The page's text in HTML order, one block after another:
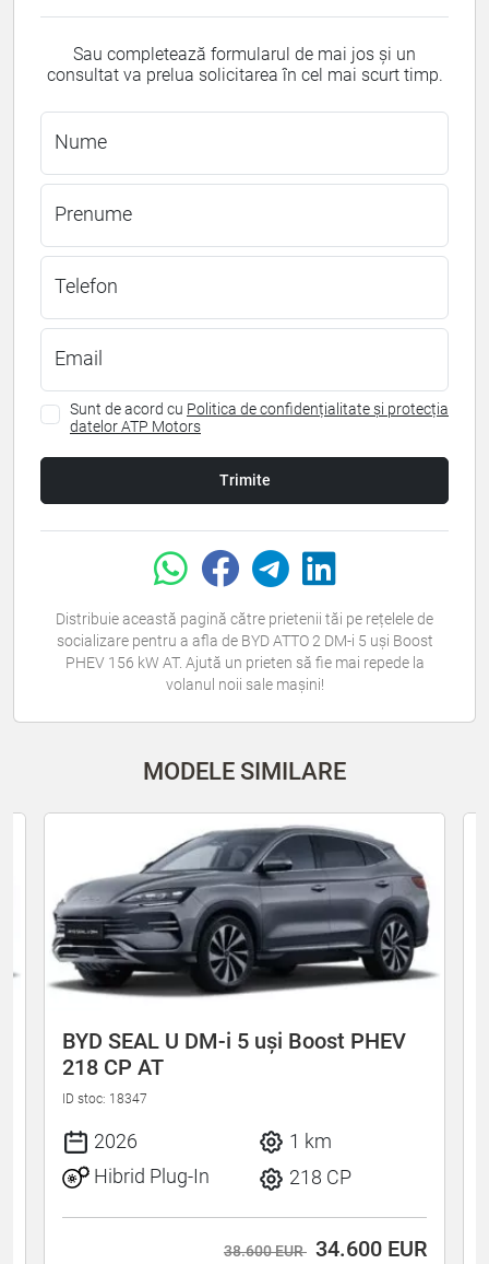
Sau completează formularul de mai jos și un
consultat va prelua solicitarea în cel mai scurt timp.
Nume
Prenume
Telefon
Email
Sunt de acord cu Politica de confidențialitate și protecția
datelor ATP Motors
Trimite
Distribuie această pagină către prietenii tăi pe rețelele de
socializare pentru a afla de BYD ATTO 2 DM-i 5 uși Boost
PHEV 156 kW AT. Ajută un prieten să fie mai repede la
volanul noii sale mașini!
MODELE SIMILARE
BYD SEAL U DM-i 5 uși Boost PHEV
218 CP AT
ID stoc: 18347
2026
1 km
Hibrid Plug-In
218 CP
38.600 EUR 34.600 EUR